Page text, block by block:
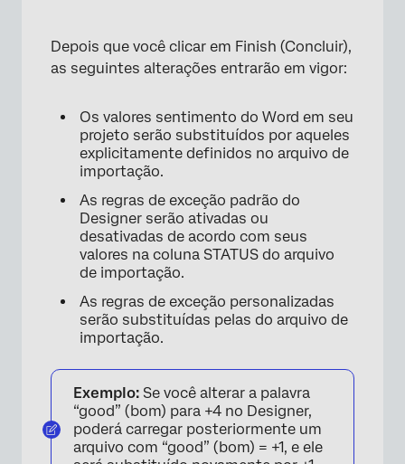
Depois que você clicar em Finish (Concluir),
as seguintes alterações entrarão em vigor:
Os valores sentimento do Word em seu
projeto serão substituídos por aqueles
explicitamente definidos no arquivo de
importação.
As regras de exceção padrão do
Designer serão ativadas ou
desativadas de acordo com seus
valores na coluna STATUS do arquivo
de importação.
As regras de exceção personalizadas
serão substituídas pelas do arquivo de
importação.
Exemplo: Se você alterar a palavra
“good” (bom) para +4 no Designer,
poderá carregar posteriormente um
arquivo com “good” (bom) = +1, e ele